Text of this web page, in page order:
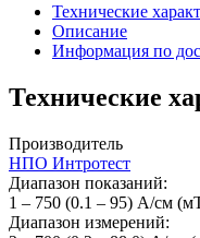
Технические
Описание
Информация по
Технические
Производитель
НПО Интротест
Диапазон показаний:
1 – 750 (0.1 – 95) А/см
Диапазон измерений: